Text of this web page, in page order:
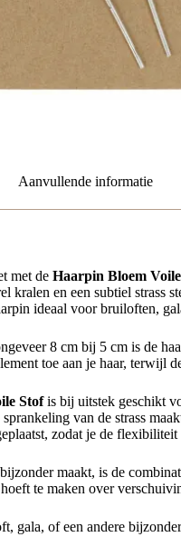
Aanvullende informatie
met de Haarpin Bloem
kralen en een subtiel strass
ideaal voor bruiloften,
8 cm bij 5 cm is de
toe aan je haar, terwijl
Stofis bij uitstek geschikt
van de strass
zodat je de
maakt, is de
te maken over
gala, of een andere